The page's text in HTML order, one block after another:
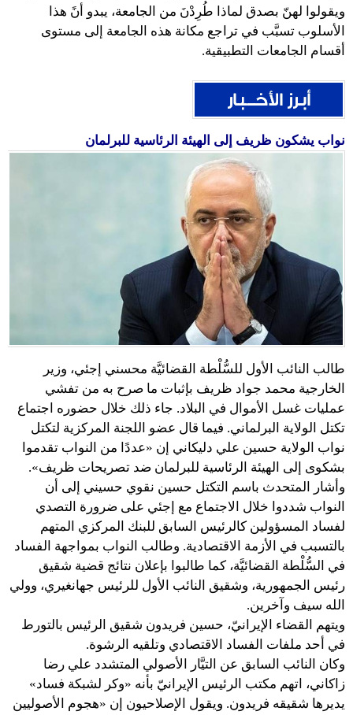
ويقولوا لهنّ بصدق لماذا طُرِدْنَ من الجامعة، يبدو أنً هذا
الأسلوب تسبَّب في تراجع مكانة هذه الجامعة إلى مستوى
أقسام الجامعات التطبيقية.
نواب يشكون ظريف إلى الهيئة الرئاسية للبرلمان
طالب النائب الأول للسُّلْطة القضائيَّة محسني إجئي، وزير
الخارجية محمد جواد ظريف بإثبات ما صرح به من تفشي
عمليات غسل الأموال في البلاد. جاء ذلك خلال حضوره اجتماع
تكتل الولاية البرلماني. فيما قال عضو اللجنة المركزية لتكتل
نواب الولاية حسين علي دليكاني إن «عددًا من النواب تقدموا
بشكوى إلى الهيئة الرئاسية للبرلمان ضد تصريحات ظريف».
وأشار المتحدث باسم التكتل حسين نقوي حسيني إلى أن
النواب شددوا خلال الاجتماع مع إجئي على ضرورة التصدي
لفساد المسؤولين كالرئيس السابق للبنك المركزي المتهم
بالتسبب في الأزمة الاقتصادية. وطالب النواب بمواجهة الفساد
في السُّلْطة القضائيَّة، كما طالبوا بإعلان نتائج قضية شقيق
رئيس الجمهورية، وشقيق النائب الأول للرئيس جهانغيري، وولي
الله سيف وآخرين.
ويتهم القضاء الإيرانيّ، حسين فريدون شقيق الرئيس بالتورط
في أحد ملفات الفساد الاقتصادي وتلقيه الرشوة.
وكان النائب السابق عن التيَّار الأصولي المتشدد علي رضا
زاكاني، اتهم مكتب الرئيس الإيرانيّ بأنه «وكر لشبكة فساد»
يديرها شقيقه فريدون. ويقول الإصلاحيون إن «هجوم الأصوليين